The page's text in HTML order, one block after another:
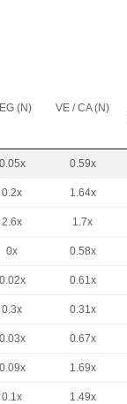
(N) VE / CA (N)
0.05x 0.59x
0.2x 1.64x
2.6x 1.7x
0x 0.58x
0.02x 0.61x
0.3x 0.31x
0.03x 0.67x
0.09x 1.69x
0.1x 1.49x